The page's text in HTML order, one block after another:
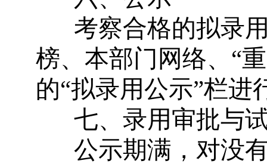
考察合格的拟录
榜、本部门网络、 “
的“拟录用公示”栏进
七、录用审批与
公示期满，对没